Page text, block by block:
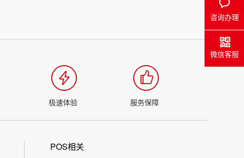
极速体验 服务保障
POS相关
咨询办理
微信客服